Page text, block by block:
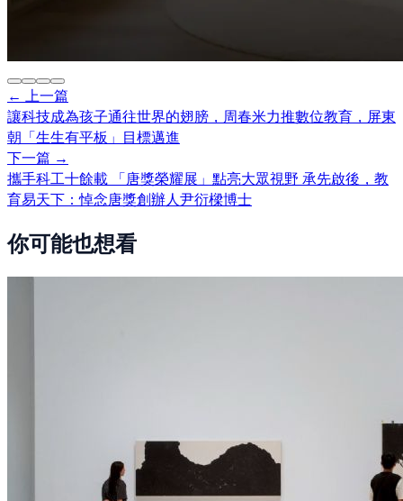
← 上一篇
讓科技成為孩子通往世界的翅膀，周春米力推數位教育，屏東
朝「生生有平板」目標邁進
下一篇 →
攜手科工十餘載 「唐獎榮耀展」點亮大眾視野 承先啟後，教
育易天下：悼念唐獎創辦人尹衍樑博士
你可能也想看